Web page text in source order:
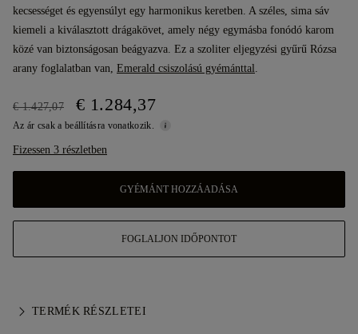
kecsességet és egyensúlyt egy harmonikus keretben. A széles, sima sáv
kiemeli a kiválasztott drágakövet, amely négy egymásba fonódó karom
közé van biztonságosan beágyazva. Ez a szoliter eljegyzési gyűrű Rózsa
arany foglalatban van, Emerald csiszolású gyémánttal.
€ 1.427,07 € 1.284,37
Az ár csak a beállításra vonatkozik.
Fizessen 3 részletben
GYÉMÁNT HOZZÁADÁSA
FOGLALJON IDŐPONTOT
TERMÉK RÉSZLETEI